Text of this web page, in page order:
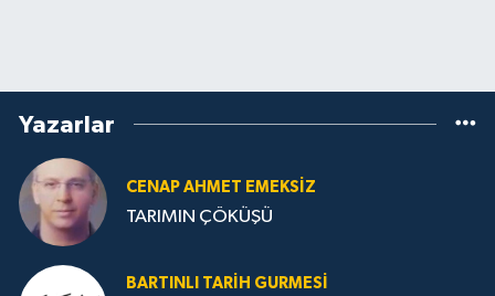
Yazarlar
CENAP AHMET EMEKSİZ
TARIMIN ÇÖKÜŞÜ
BARTINLI TARIH GURMESI